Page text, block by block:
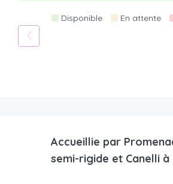
Disponible En attente
Accueillie par
semi-rigide et Canelli à